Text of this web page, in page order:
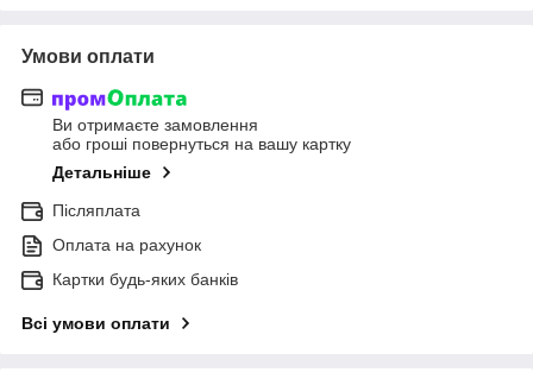
Умови оплати
Ви отримаєте замовлення
або гроші повернуться на вашу картку
Детальніше
Післяплата
Оплата на рахунок
Картки будь-яких банків
Всі умови оплати